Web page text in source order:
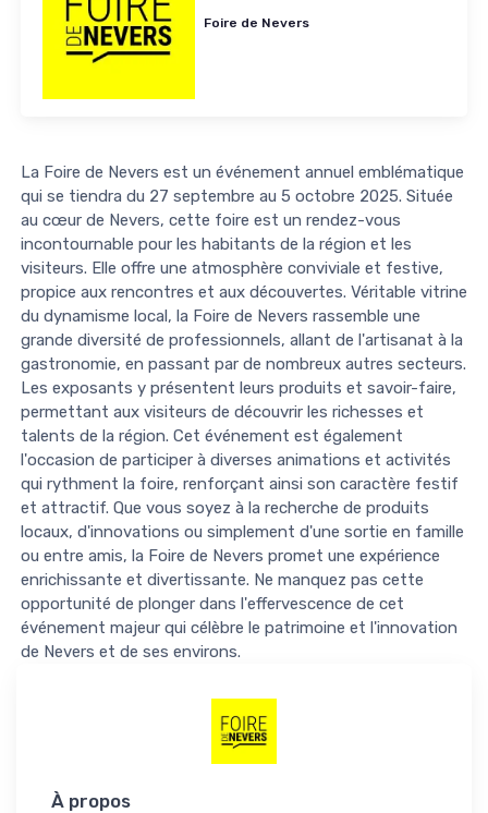
Foire de Nevers
La Foire de Nevers est un événement annuel emblématique
qui se tiendra du 27 septembre au 5 octobre 2025. Située
au cœur de Nevers, cette foire est un rendez-vous
incontournable pour les habitants de la région et les
visiteurs. Elle offre une atmosphère conviviale et festive,
propice aux rencontres et aux découvertes. Véritable vitrine
du dynamisme local, la Foire de Nevers rassemble une
grande diversité de professionnels, allant de l'artisanat à la
gastronomie, en passant par de nombreux autres secteurs.
Les exposants y présentent leurs produits et savoir-faire,
permettant aux visiteurs de découvrir les richesses et
talents de la région. Cet événement est également
l'occasion de participer à diverses animations et activités
qui rythment la foire, renforçant ainsi son caractère festif
et attractif. Que vous soyez à la recherche de produits
locaux, d'innovations ou simplement d'une sortie en famille
ou entre amis, la Foire de Nevers promet une expérience
enrichissante et divertissante. Ne manquez pas cette
opportunité de plonger dans l'effervescence de cet
événement majeur qui célèbre le patrimoine et l'innovation
de Nevers et de ses environs.
À propos